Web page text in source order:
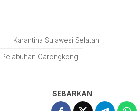
Karantina Sulawesi Selatan
Pelabuhan Garongkong
SEBARKAN